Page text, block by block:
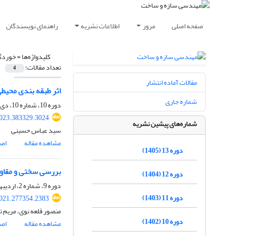
صفحه اصلی مرور اطلاعات نشریه راهنمای نویسندگان
کلیدواژه‌ها =
تعداد مقالات: 4
اثر طبقه بندی
دوره 10، شماره 10، دی 1402، صفحه
سید عباس حسینی
مشاهده مقاله
بررسی سختی و
دوره 9، شماره 2، اردیبهشت 1401، صفحه
منصور قلعه نوی، مریم
مشاهده مقاله
مقالات آماده انتشار
شماره جاری
شماره‌های پیشین نشریه
دوره 13 (1405)
دوره 12 (1404)
دوره 11 (1403)
دوره 10 (1402)